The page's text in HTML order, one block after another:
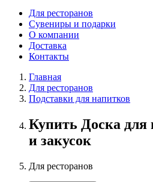
Для ресторанов
Сувениры и подарки
О компании
Доставка
Контакты
Главная
Для ресторанов
Подставки для напитков
Купить Доска для
и закусок
Для ресторанов